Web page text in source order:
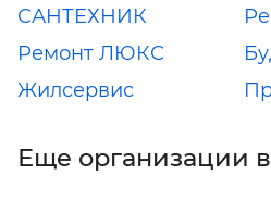
САНТЕХНИК
Ремонт ЛЮКС
Жилсервис
Еще организации